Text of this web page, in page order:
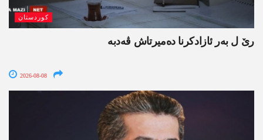
کوردستان
رێ ل بەر ئازادکرنا دەمیرتاش ڤەدبە
2026-08-08